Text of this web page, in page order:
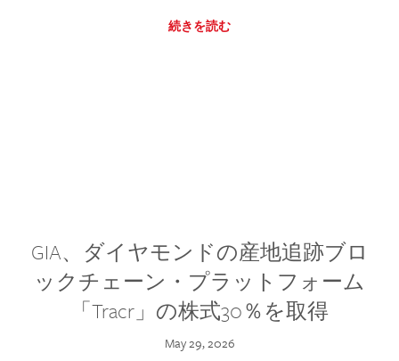
続きを読む
GIA、ダイヤモンドの産地追跡ブロ
ックチェーン・プラットフォーム
「Tracr」の株式30％を取得
May 29, 2026